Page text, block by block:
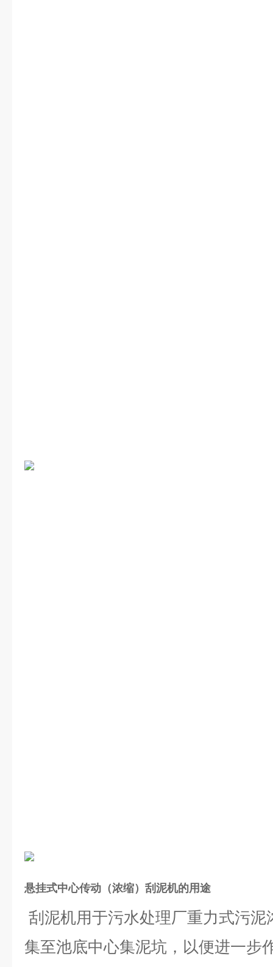
悬挂式中心传动（浓缩）刮泥机的用途
刮泥机用于污水处理厂重力式污
集至池底中心集泥坑，以便进一步